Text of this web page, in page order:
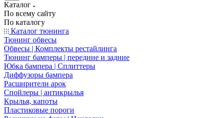
Каталог
По всему сайту
По каталогу
Каталог тюнинга
Тюнинг обвесы
Обвесы | Комплекты рестайлинга
Тюнинг бамперы | передние и задние
Юбка бампера | Сплиттеры
Диффузоры бампера
Расширители арок
Спойлеры | антикрылья
Крылья, капоты
Пластиковые пороги